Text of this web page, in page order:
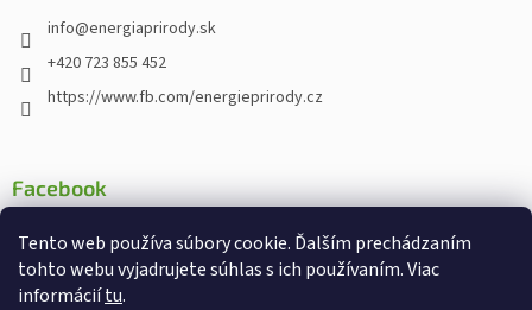
Tento web používa súbory cookie. Ďalším prechádzaním
tohto webu vyjadrujete súhlas s ich používaním. Viac
informáciítu.
info@energiaprirody.sk
+420 723 855 452
https://www.fb.com/energieprirody.cz
Facebook